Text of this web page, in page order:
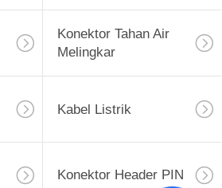
Konektor Tahan Air
Melingkar
Kabel Listrik
Konektor Header PIN